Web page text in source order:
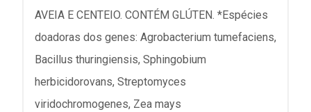
AVEIA E CENTEIO. CONTÉM GLÚTEN. *Espécies
doadoras dos genes: Agrobacterium tumefaciens,
Bacillus thuringiensis, Sphingobium
herbicidorovans, Streptomyces
viridochromogenes, Zea mays